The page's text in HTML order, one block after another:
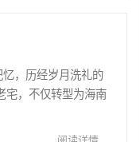
，历经岁月洗礼的
宅，不仅转型为海南